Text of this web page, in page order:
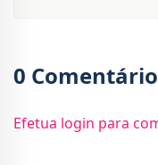
0
Efetua login para